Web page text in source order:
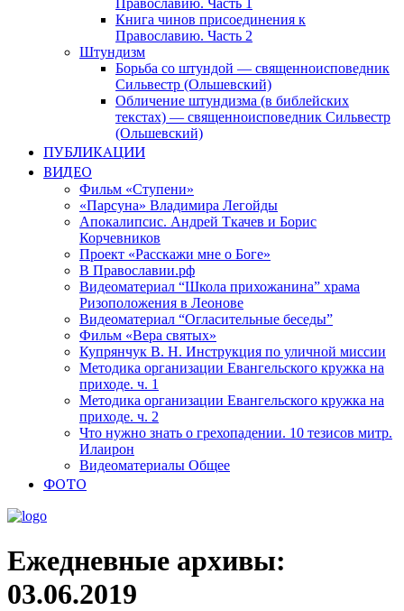
Православию. Часть 1
Книга чинов присоединения к
Православию. Часть 2
Штундизм
Борьба со штундой — священноисповедник
Сильвестр (Ольшевский)
Обличение штундизма (в библейских
текстах) — священноисповедник Сильвестр
(Ольшевский)
ПУБЛИКАЦИИ
ВИДЕО
Фильм «Ступени»
«Парсуна» Владимира Легойды
Апокалипсис. Андрей Ткачев и Борис
Корчевников
Проект «Расскажи мне о Боге»
В Православии.рф
Видеоматериал “Школа прихожанина” храма
Ризоположения в Леонове
Видеоматериал “Огласительные беседы”
Фильм «Вера святых»
Купрянчук В. Н. Инструкция по уличной миссии
Методика организации Евангельского кружка на
приходе. ч. 1
Методика организации Евангельского кружка на
приходе. ч. 2
Что нужно знать о грехопадении. 10 тезисов митр.
Илаирон
Видеоматериалы Общее
ФОТО
Ежедневные архивы:
03.06.2019